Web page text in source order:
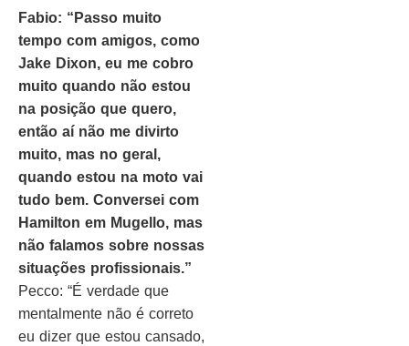
Fabio: “Passo muito
tempo com amigos, como
Jake Dixon, eu me cobro
muito quando não estou
na posição que quero,
então aí não me divirto
muito, mas no geral,
quando estou na moto vai
tudo bem. Conversei com
Hamilton em Mugello, mas
não falamos sobre nossas
situações profissionais.”
Pecco: “É verdade que
mentalmente não é correto
eu dizer que estou cansado,